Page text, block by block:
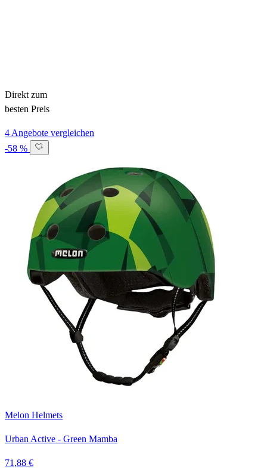
Direkt zum
besten Preis
4 Angebote vergleichen
-58 %
Melon Helmets
Urban Active - Green Mamba
71,88 €